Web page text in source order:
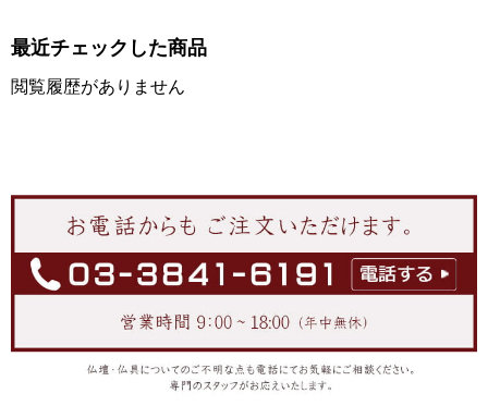
最近チェックした商品
閲覧履歴がありません